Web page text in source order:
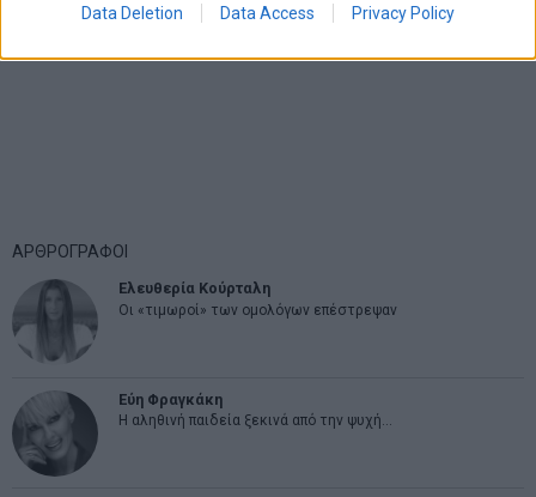
Data Deletion Data Access Privacy Policy
ΑΡΘΡΟΓΡΑΦΟΙ
Ελευθερία Κούρταλη
Οι «τιμωροί» των ομολόγων επέστρεψαν
Εύη Φραγκάκη
Η αληθινή παιδεία ξεκινά από την ψυχή…